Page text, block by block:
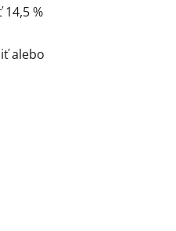
%
alebo